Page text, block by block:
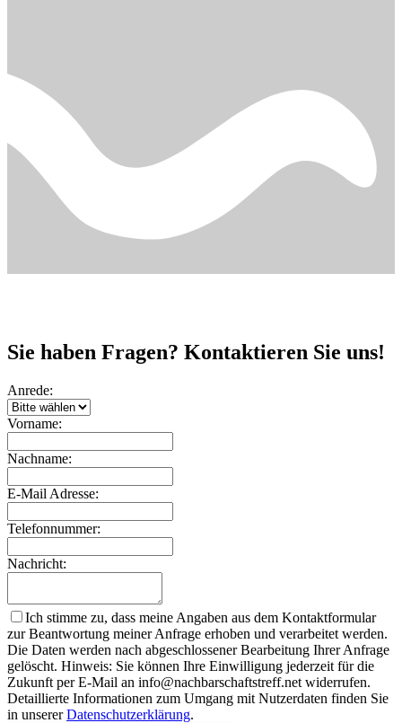
Sie haben Fragen? Kontaktieren Sie uns!
Anrede:
Vorname:
Nachname:
E-Mail Adresse:
Telefonnummer:
Nachricht:
Ich stimme zu, dass meine Angaben aus dem Kontaktformular
zur Beantwortung meiner Anfrage erhoben und verarbeitet werden.
Die Daten werden nach abgeschlossener Bearbeitung Ihrer Anfrage
gelöscht. Hinweis: Sie können Ihre Einwilligung jederzeit für die
Zukunft per E-Mail an info@nachbarschaftstreff.net widerrufen.
Detaillierte Informationen zum Umgang mit Nutzerdaten finden Sie
in unsererDatenschutzerklärung.